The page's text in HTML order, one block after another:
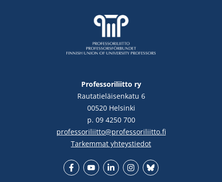
Professoriliitto ry
Rautatieläisenkatu 6
00520 Helsinki
p. 09 4250 700
professoriliitto@professoriliitto.fi
Tarkemmat yhteystiedot